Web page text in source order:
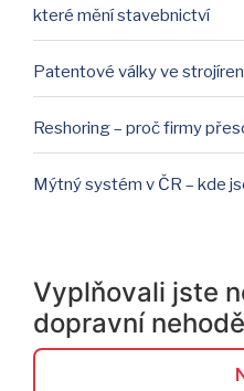
které mění stavebnictví
Patentové války ve
Reshoring – proč firmy
Mýtný systém v ČR – kde
Vyplňovali jste
dopravní